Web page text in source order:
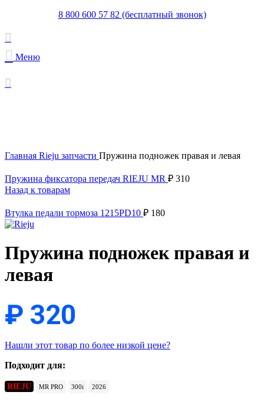
8 800 600 57 82 (бесплатный звонок)
Меню
Главная Rieju запчасти Пружина подножек правая и левая
Пружина фиксатора передач RIEJU MR ₽ 310
Назад к товарам
Втулка педали тормоза 1215PD10 ₽ 180
Пружина подножек правая и
левая
₽ 320
Нашли этот товар по более низкой цене?
Подходит для:
RIEJU MR PRO 300i 2026